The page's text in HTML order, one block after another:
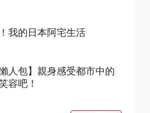
我的日本阿宅生活
人包】親身感受都市中的
容吧！